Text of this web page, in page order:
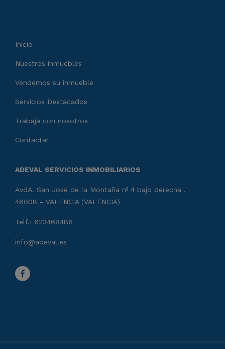
Inicio
Nuestros inmuebles
Vendemos su inmueble
Servicios Destacados
Trabaja con nosotros
Contactar
ADEVAL SERVICIOS INMOBILIARIOS
AvdA. San José de la Montaña nº 4 bajo derecha .
46008 - VALENCIA (VALENCIA)
Telf.: 623468486
info@adeval.es